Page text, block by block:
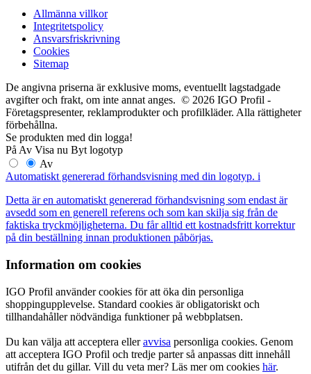
Allmänna villkor
Integritetspolicy
Ansvarsfriskrivning
Cookies
Sitemap
De angivna priserna är exklusive moms, eventuellt lagstadgade
avgifter och frakt, om inte annat anges. © 2026 IGO Profil -
Företagspresenter, reklamprodukter och profilkläder. Alla rättigheter
förbehållna.
Se produkten med din logga!
PåAv Visa nu Byt logotyp
Av
Automatiskt genererad förhandsvisning med din logotyp. i
Detta är en automatiskt genererad förhandsvisning som endast är
avsedd som en generell referens och som kan skilja sig från de
faktiska tryckmöjligheterna. Du får alltid ett kostnadsfritt korrektur
på din beställning innan produktionen påbörjas.
Information om cookies
IGO Profil använder cookies för att öka din personliga
shoppingupplevelse. Standard cookies är obligatoriskt och
tillhandahåller nödvändiga funktioner på webbplatsen.
Du kan välja att acceptera elleravvisa personliga cookies. Genom
att acceptera IGO Profil och tredje parter så anpassas ditt innehåll
utifrån det du gillar. Vill du veta mer? Läs mer om cookies här.